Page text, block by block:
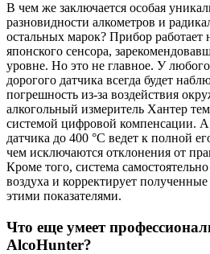
В чем же заключается особая
разновидности алкометров и
остальных марок? Прибор работает
японского сенсора,
уровне. Но это не главное. У
дорогого датчика всегда будет
погрешность из-за воздействия
алкогольный измеритель Хантер
системой цифровой компенсации. А
датчика до 400 °С ведет к полной
чем исключаются отклонения от
Кроме того, система
воздуха и корректирует
этими показателями.
Что еще умеет
AlcoHunter?